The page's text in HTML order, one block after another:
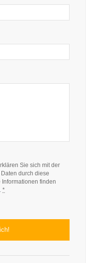
Sie sich mit der
durch diese
finden
.*